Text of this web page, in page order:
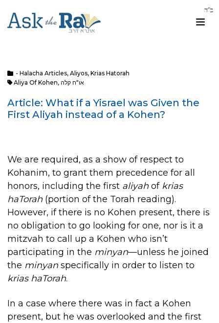
- Halacha Articles, Aliyos, Krias Hatorah
Aliya Of Kohen, או"ח קלה
Article: What if a Yisrael was Given the
First Aliyah instead of a Kohen?
We are required, as a show of respect to
Kohanim, to grant them precedence for all
honors, including the first aliyah of krias
haTorah (portion of the Torah reading).
However, if there is no Kohen present, there is
no obligation to go looking for one, nor is it a
mitzvah to call up a Kohen who isn’t
participating in the minyan—unless he joined
the minyan specifically in order to listen to
krias haTorah.
In a case where there was in fact a Kohen
present, but he was overlooked and the first